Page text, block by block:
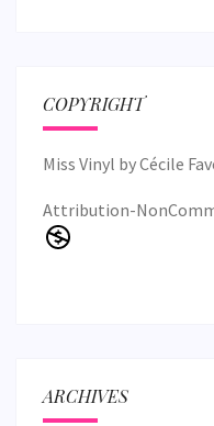
COPYRIGHT
Miss Vinyl byCécile
Attribution-
ARCHIVES